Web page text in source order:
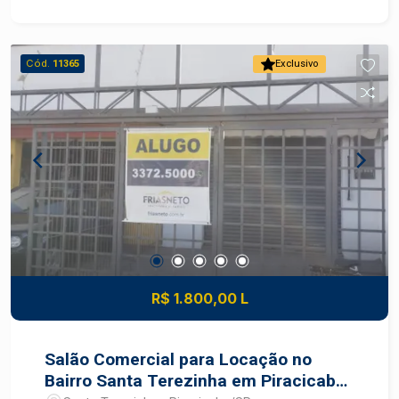
Exclusivo
Cód. 11365
R$ 1.800,00 L
Salão Comercial para Locação no
Bairro Santa Terezinha em Piracicaba